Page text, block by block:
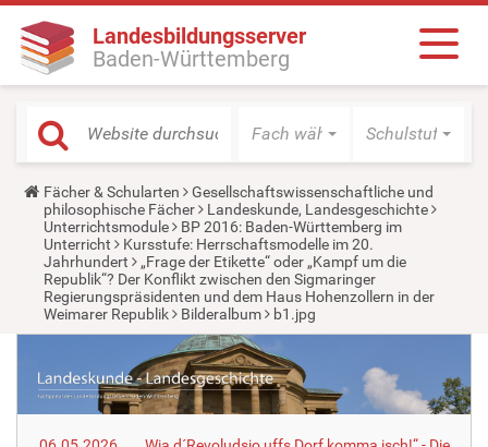
Landesbildungsserver
Baden-Württemberg
Fach wählen Schulstufe
Y
o
u
a
r
e
h
e
r
Fächer & Schularten
Gesellschaftswissenschaftliche und
philosophische Fächer
Landeskunde, Landesgeschichte
Unterrichtsmodule
BP 2016: Baden-Württemberg im
Unterricht
Kursstufe: Herrschaftsmodelle im 20.
Jahrhundert
„Frage der Etikette“ oder „Kampf um die
Republik“? Der Konflikt zwischen den Sigmaringer
Regierungspräsidenten und dem Haus Hohenzollern in der
Weimarer Republik
Bilderalbum b1.jpg